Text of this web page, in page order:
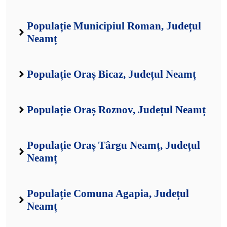
Populație Municipiul Roman, Județul
Neamț
Populație Oraș Bicaz, Județul Neamț
Populație Oraș Roznov, Județul Neamț
Populație Oraș Târgu Neamț, Județul
Neamț
Populație Comuna Agapia, Județul
Neamț